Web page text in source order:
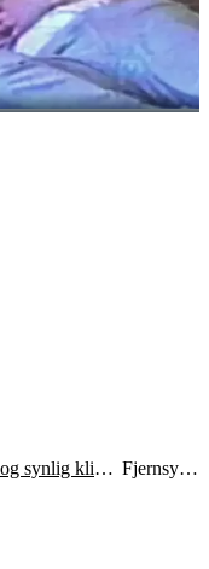
Filmatiske virkemidler - voiceover og synlig klipping Fjernsynet